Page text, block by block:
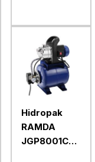
Hidropak
RAMDA
JGP8001CXF,